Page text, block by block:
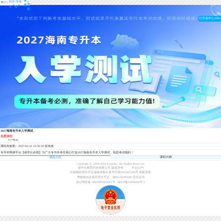
转本/专接
本
登
录导
航
打开易学仕APP
2027海南专升本入学测试
免费课程
1个考试
课程有效期：2027-03-31 23:59:59 前有效
专升本网课平台【易学仕在线】为广大专升本考生精心打造2027海南专升本入学测试，祝您考试顺利！
课程介绍
课程大纲
Copyright © 2018-2024 Exueshi. All Rights Reserved.
易学仕教育科技有限公司 版权所有
平台公约
出版物经营许可证渝南岸新出发书字第5001087306号 刷新页面
增值电信业务经营许可证：渝B2-20200188 安全证书
渝公网安备 50010802003061号
渝ICP备15008282号-1